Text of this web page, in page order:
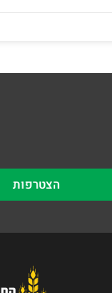
הצטרפות